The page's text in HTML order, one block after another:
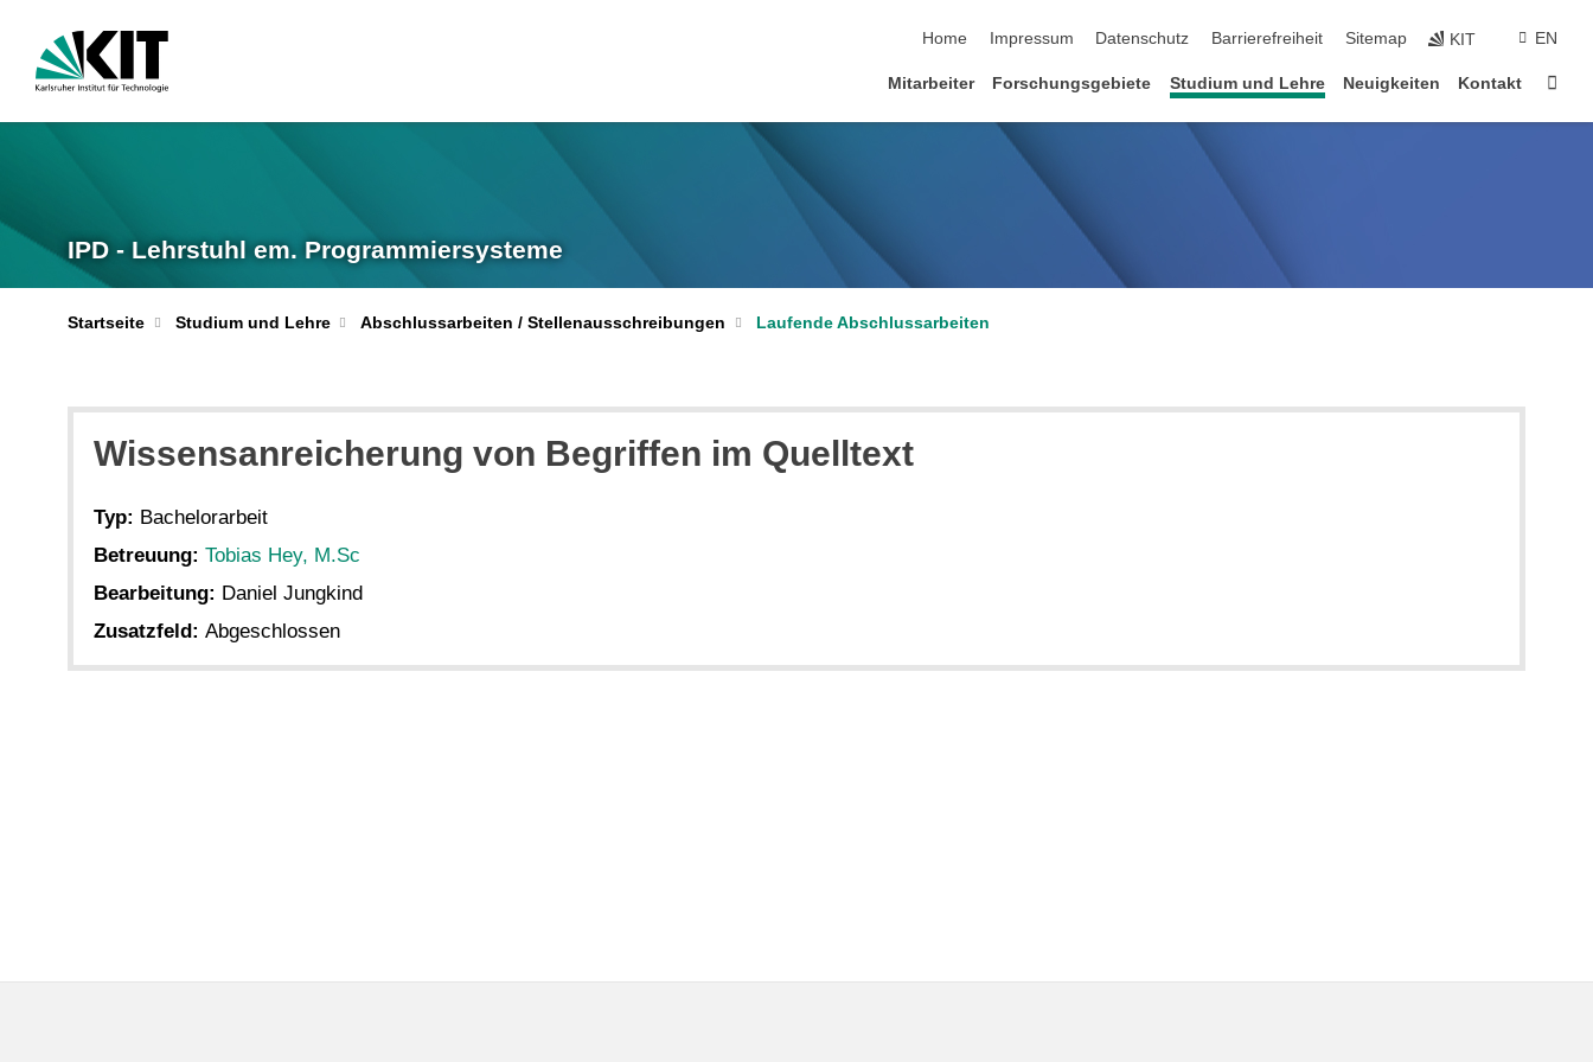
Home
Impressum Datenschutz Barrierefreiheit Sitemap KIT EN
Mitarbeiter Forschungsgebiete Studium und Lehre Neuigkeiten Kontakt
IPD - Lehrstuhl em. Programmiersysteme
Startseite Studium und Lehre Abschlussarbeiten / Stellenausschreibungen Laufende Abschlussarbeiten
Wissensanreicherung von Begriffen im Quelltext
Typ: Bachelorarbeit
Betreuung: Tobias Hey, M.Sc
Bearbeitung: Daniel Jungkind
Zusatzfeld: Abgeschlossen